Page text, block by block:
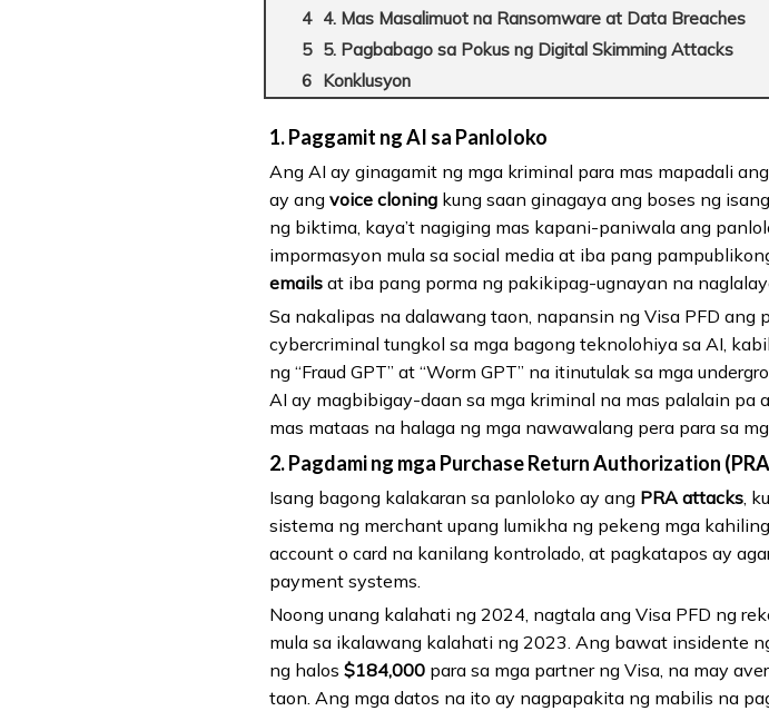
4. Mas Masalimuot na Ransomware at Data Breaches
5. Pagbabago sa Pokus ng Digital Skimming Attacks
Konklusyon
1. Paggamit ng AI sa Panloloko
Ang AI ay ginagamit ng mga kriminal para mas mapadali
ay ang voice cloning kung saan ginagaya ang boses ng
ng biktima, kaya’t nagiging mas kapani-paniwala ang
impormasyon mula sa social media at iba pang
emails at iba pang porma ng pakikipag-ugnayan na
Sa nakalipas na dalawang taon, napansin ng Visa PFD ang
cybercriminal tungkol sa mga bagong teknolohiya sa AI,
ng “Fraud GPT” at “Worm GPT” na itinutulak sa mga
AI ay magbibigay-daan sa mga kriminal na mas palalain pa
mas mataas na halaga ng mga nawawalang pera para sa
2. Pagdami ng mga Purchase Return Authorization
Isang bagong kalakaran sa panloloko ay ang PRA attacks,
sistema ng merchant upang lumikha ng pekeng mga
account o card na kanilang kontrolado, at pagkatapos ay
payment systems.
Noong unang kalahati ng 2024, nagtala ang Visa PFD ng
mula sa ikalawang kalahati ng 2023. Ang bawat insidente
ng halos $184,000 para sa mga partner ng Visa, na may
taon. Ang mga datos na ito ay nagpapakita ng mabilis na